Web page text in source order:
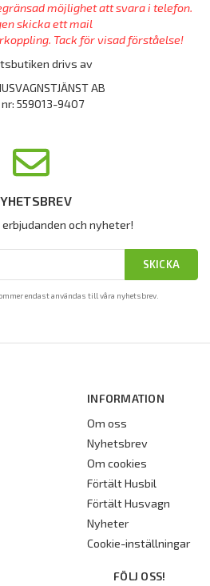
möjlighet att svara i telefon.
skicka ett mail
Tack för visad förståelse!
drivs av
AB
nr: 559013-9407
och nyheter!
SKICKA
endast användas till våra nyhetsbrev.
INFORMATION
Om oss
Nyhetsbrev
Om cookies
Förtält Husbil
Förtält Husvagn
Nyheter
Cookie-inställningar
FÖLJ OSS!